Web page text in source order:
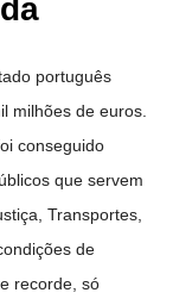
português
milhões de euros.
conseguido
que servem
Transportes,
de
recorde, só